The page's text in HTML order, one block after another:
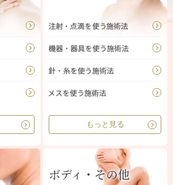
もっと見る
ボディ・その他